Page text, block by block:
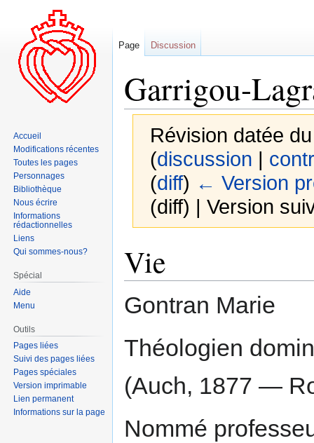
Garrigou-
Révision datée
(discussion |
(diff) ← Version
(diff) | Version
àà
Vie
Gontran Marie
Théologien
(Auch, 1877 —
Nommé
Page Discussion
Accueil
Modifications récentes
Toutes les pages
Personnages
Bibliothèque
Nous écrire
Informations
rédactionnelles
Liens
Qui sommes-nous?
Spécial
Aide
Menu
Outils
Pages liées
Suivi des pages liées
Pages spéciales
Version imprimable
Lien permanent
Informations sur la page